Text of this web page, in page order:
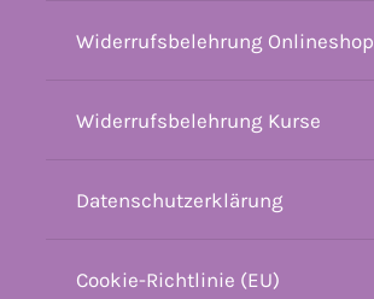
Widerrufsbelehrung Onlineshop
Widerrufsbelehrung Kurse
Datenschutzerklärung
Cookie-Richtlinie (EU)